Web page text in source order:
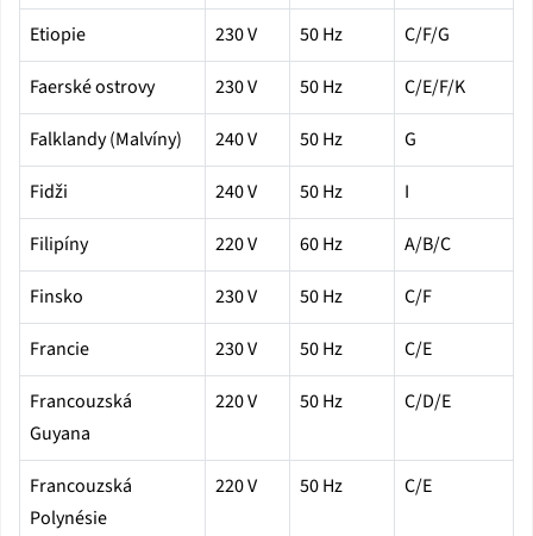
Etiopie
230 V 50 Hz
C/F/G
Faerské ostrovy
230 V 50 Hz
C/E/F/K
Falklandy (Malvíny)
240 V 50 Hz
G
Fidži
240 V 50 Hz
I
Filipíny
220 V 60 Hz
A/B/C
Finsko
230 V 50 Hz
C/F
Francie
230 V 50 Hz
C/E
Francouzská
Guyana
220 V 50 Hz C/D/E
Francouzská
Polynésie
220 V 50 Hz C/E